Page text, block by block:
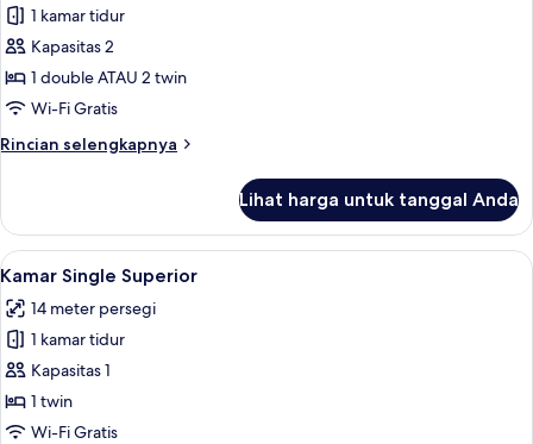
untuk
Kamar
Double
Superior
1 kamar tidur
Kapasitas 2
1 double ATAU 2 twin
Wi-Fi Gratis
Rincian selengkapnya
Rincian
Kamar
Double
Superior
Lihat harga untuk tanggal Anda
Lihat
semua
foto
untuk
Kamar
Single
Superior
Kamar Single Superior | Seprai
19
Kamar Single Superior
14 meter persegi
1 kamar tidur
Kapasitas 1
1 twin
Wi-Fi Gratis